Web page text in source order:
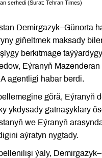
serhedi (Surat: Tehran Times)
Demirgazyk–Günorta
giňeltmek maksady
berkitmäge
Eýranyň
agentligi habar berdi.
görä, Eýranyň
ykdysady gatnaşyklary
we Eýranyň
aýratyn nygtady.
ýaly,